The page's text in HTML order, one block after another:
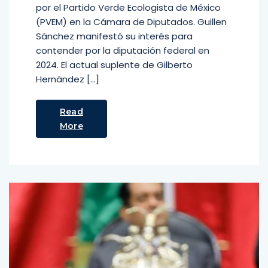
por el Partido Verde Ecologista de México
(PVEM) en la Cámara de Diputados. Guillen
Sánchez manifestó su interés para
contender por la diputación federal en
2024. El actual suplente de Gilberto
Hernández […]
Read
More